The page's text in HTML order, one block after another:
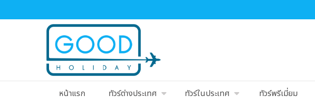
หน้าแรก ทัวร์ต่างประเทศ ทัวร์ในประเทศ ทัวร์พรีเมี่ยม